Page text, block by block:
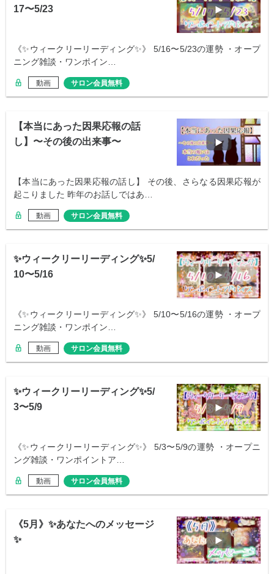
17〜5/23
《✨ウィークリーリーディング✨》 5/16〜5/23の運勢 ・オープ
ニング雑談・ワンポイン…
動画 サロン会員無料
【本当にあった因果応報の話
し】〜その後の出来事〜
【本当にあった因果応報の話し】 その後、さらなる因果応報が
起こりました 昨年のお話しではあ…
動画 サロン会員無料
✨ウィークリーリーディング✨5/
10〜5/16
《✨ウィークリーリーディング✨》 5/10〜5/16の運勢 ・オープ
ニング雑談・ワンポイン…
動画 サロン会員無料
✨ウィークリーリーディング✨5/
3〜5/9
《✨ウィークリーリーディング✨》 5/3〜5/9の運勢 ・オープニ
ング雑談・ワンポイントア…
動画 サロン会員無料
《5月》✨あなたへのメッセージ
✨